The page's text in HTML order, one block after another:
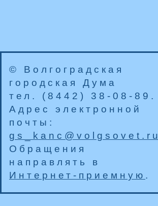
© Волгоградская
городская Дума
тел. (8442) 38-08-89.
Адрес электронной
почты:
gs_kanc@volgsovet.ru
Обращения
направлять в
Интернет-приемную .